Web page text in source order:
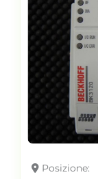
Posizione